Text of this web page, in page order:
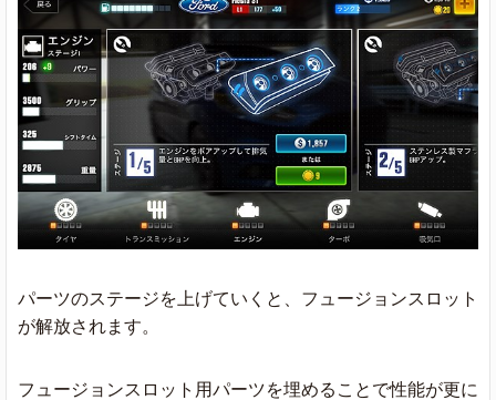
パーツのステージを上げていくと、フュージョンスロット
が解放されます。
フュージョンスロット用パーツを埋めることで性能が更に